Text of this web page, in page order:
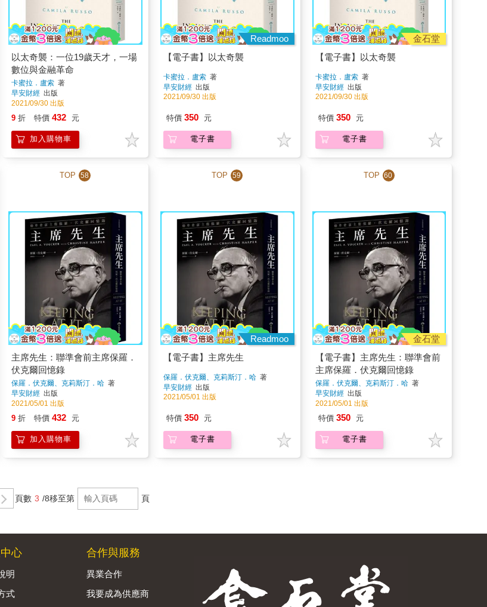
以太奇襲：一位19歲天才，一場
數位與金融革命
卡蜜拉．盧索著
早安財經 出版
2021/09/30 出版
9 折 特價 432 元
加入購物車
Readmoo
【電子書】以太奇襲
卡蜜拉．盧索著
早安財經 出版
2021/09/30 出版
特價 350 元
電子書
金石堂
【電子書】以太奇襲
卡蜜拉．盧索著
早安財經 出版
2021/09/30 出版
特價 350 元
電子書
TOP 58
主席先生：聯準會前主席保羅．
伏克爾回憶錄
保羅．伏克爾、克莉斯汀．哈著
早安財經 出版
2021/05/01 出版
9 折 特價 432 元
加入購物車
TOP 59
Readmoo
【電子書】主席先生
保羅．伏克爾、克莉斯汀．哈著
早安財經 出版
2021/05/01 出版
特價 350 元
電子書
TOP 60
金石堂
【電子書】主席先生：聯準會前
主席保羅．伏克爾回憶錄
保羅．伏克爾、克莉斯汀．哈著
早安財經 出版
2021/05/01 出版
特價 350 元
電子書
頁數 3 /8移至第 頁
心
明
式
合作與服務
異業合作
我要成為供應商